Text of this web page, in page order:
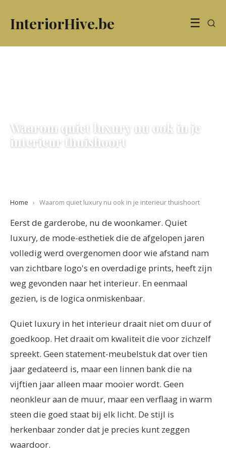
InteriorHive.be ☰
Waarom quiet luxury nu ook in je
interieur thuishoort
Home › Waarom quiet luxury nu ook in je interieur thuishoort
Eerst de garderobe, nu de woonkamer. Quiet
luxury, de mode-esthetiek die de afgelopen jaren
volledig werd overgenomen door wie afstand nam
van zichtbare logo's en overdadige prints, heeft zijn
weg gevonden naar het interieur. En eenmaal
gezien, is de logica onmiskenbaar.
Quiet luxury in het interieur draait niet om duur of
goedkoop. Het draait om kwaliteit die voor zichzelf
spreekt. Geen statement-meubelstuk dat over tien
jaar gedateerd is, maar een linnen bank die na
vijftien jaar alleen maar mooier wordt. Geen
neonkleur aan de muur, maar een verflaag in warm
steen die goed staat bij elk licht. De stijl is
herkenbaar zonder dat je precies kunt zeggen
waardoor.